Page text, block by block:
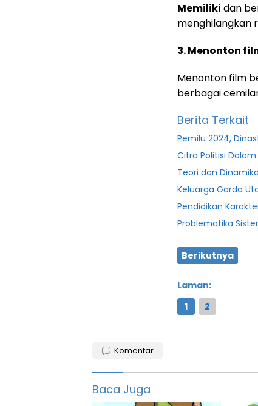
Memiliki dan
menghilangkan
3. Menonton
Menonton film
berbagai
Berita Terkait
Pemilu 2024,
Citra Politisi
Teori dan
Keluarga Garda
Pendidikan
Problematika
Berikutnya
Laman:
1
2
Komentar
Baca Juga